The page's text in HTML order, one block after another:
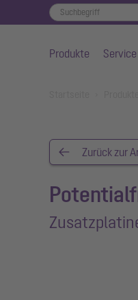
Produkte Service
Zurück zur